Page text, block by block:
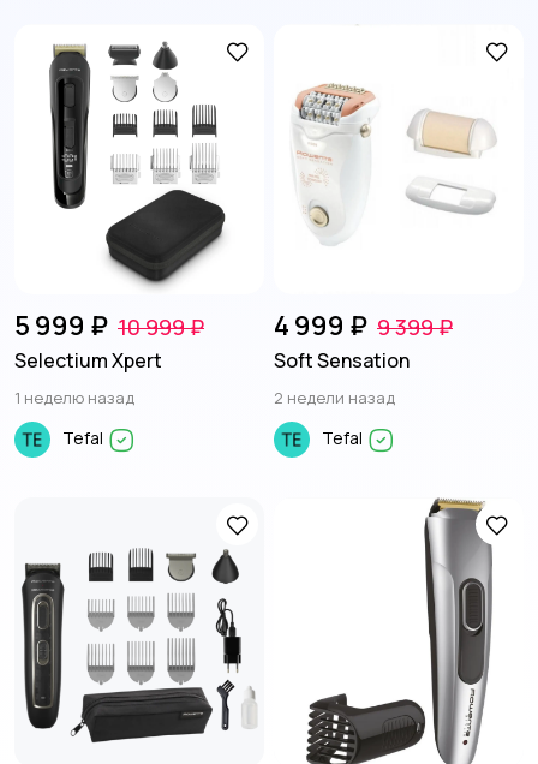
5 999 ₽ 10 999 ₽
Selectium Xpert
1 неделю назад
Tefal
4 999 ₽ 9 399 ₽
Soft Sensation
2 недели назад
Tefal